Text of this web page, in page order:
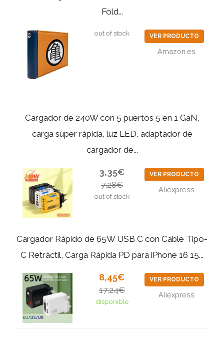
Fold...
out of stock VER PRODUCTO
Amazon.es
Cargador de 240W con 5 puertos 5 en 1 GaN,
carga súper rápida, luz LED, adaptador de
cargador de...
3,35€
7,28€
out of stock
VER PRODUCTO
Aliexpress
Cargador Rápido de 65W USB C con Cable Tipo-
C Retráctil, Carga Rápida PD para iPhone 16 15...
8,45€
17,24€
disponible
VER PRODUCTO
Aliexpress